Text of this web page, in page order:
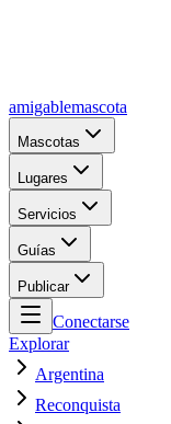
amigablemascota
Mascotas
Lugares
Servicios
Guías
Publicar
Conectarse
Explorar
Argentina
Reconquista